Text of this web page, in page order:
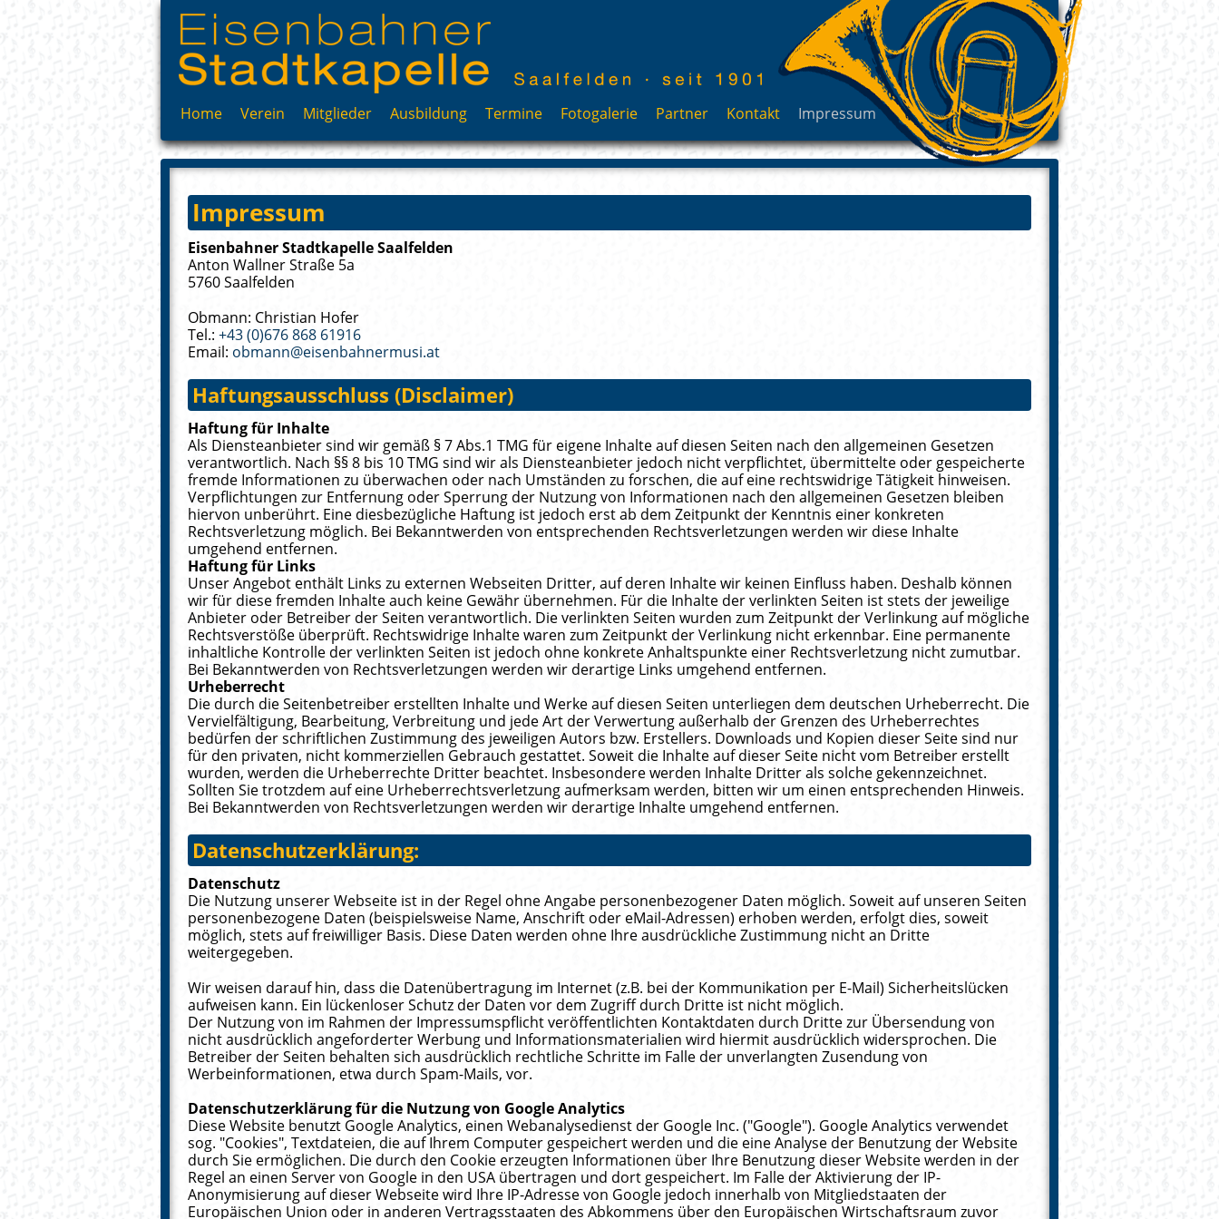
Home
Verein
Philosophie
Vorstand
Chronik
Mitglieder Ausbildung Termine Fotogalerie Partner Kontakt Impressum
Impressum
Eisenbahner Stadtkapelle Saalfelden
Anton Wallner Straße 5a
5760 Saalfelden
Obmann: Christian Hofer
Tel.: +43 (0)676 868 61916
Email: obmann@eisenbahnermusi.at
Haftungsausschluss (Disclaimer)
Haftung für Inhalte
Als Diensteanbieter sind wir gemäß § 7 Abs.1 TMG für eigene Inhalte auf diesen Seiten nach den allgemeinen Gesetzen
verantwortlich. Nach §§ 8 bis 10 TMG sind wir als Diensteanbieter jedoch nicht verpflichtet, übermittelte oder gespeicherte
fremde Informationen zu überwachen oder nach Umständen zu forschen, die auf eine rechtswidrige Tätigkeit hinweisen.
Verpflichtungen zur Entfernung oder Sperrung der Nutzung von Informationen nach den allgemeinen Gesetzen bleiben
hiervon unberührt. Eine diesbezügliche Haftung ist jedoch erst ab dem Zeitpunkt der Kenntnis einer konkreten
Rechtsverletzung möglich. Bei Bekanntwerden von entsprechenden Rechtsverletzungen werden wir diese Inhalte
umgehend entfernen.
Haftung für Links
Unser Angebot enthält Links zu externen Webseiten Dritter, auf deren Inhalte wir keinen Einfluss haben. Deshalb können
wir für diese fremden Inhalte auch keine Gewähr übernehmen. Für die Inhalte der verlinkten Seiten ist stets der jeweilige
Anbieter oder Betreiber der Seiten verantwortlich. Die verlinkten Seiten wurden zum Zeitpunkt der Verlinkung auf mögliche
Rechtsverstöße überprüft. Rechtswidrige Inhalte waren zum Zeitpunkt der Verlinkung nicht erkennbar. Eine permanente
inhaltliche Kontrolle der verlinkten Seiten ist jedoch ohne konkrete Anhaltspunkte einer Rechtsverletzung nicht zumutbar.
Bei Bekanntwerden von Rechtsverletzungen werden wir derartige Links umgehend entfernen.
Urheberrecht
Die durch die Seitenbetreiber erstellten Inhalte und Werke auf diesen Seiten unterliegen dem deutschen Urheberrecht. Die
Vervielfältigung, Bearbeitung, Verbreitung und jede Art der Verwertung außerhalb der Grenzen des Urheberrechtes
bedürfen der schriftlichen Zustimmung des jeweiligen Autors bzw. Erstellers. Downloads und Kopien dieser Seite sind nur
für den privaten, nicht kommerziellen Gebrauch gestattet. Soweit die Inhalte auf dieser Seite nicht vom Betreiber erstellt
wurden, werden die Urheberrechte Dritter beachtet. Insbesondere werden Inhalte Dritter als solche gekennzeichnet.
Sollten Sie trotzdem auf eine Urheberrechtsverletzung aufmerksam werden, bitten wir um einen entsprechenden Hinweis.
Bei Bekanntwerden von Rechtsverletzungen werden wir derartige Inhalte umgehend entfernen.
Datenschutzerklärung:
Datenschutz
Die Nutzung unserer Webseite ist in der Regel ohne Angabe personenbezogener Daten möglich. Soweit auf unseren Seiten
personenbezogene Daten (beispielsweise Name, Anschrift oder eMail-Adressen) erhoben werden, erfolgt dies, soweit
möglich, stets auf freiwilliger Basis. Diese Daten werden ohne Ihre ausdrückliche Zustimmung nicht an Dritte
weitergegeben.
Wir weisen darauf hin, dass die Datenübertragung im Internet (z.B. bei der Kommunikation per E-Mail) Sicherheitslücken
aufweisen kann. Ein lückenloser Schutz der Daten vor dem Zugriff durch Dritte ist nicht möglich.
Der Nutzung von im Rahmen der Impressumspflicht veröffentlichten Kontaktdaten durch Dritte zur Übersendung von
nicht ausdrücklich angeforderter Werbung und Informationsmaterialien wird hiermit ausdrücklich widersprochen. Die
Betreiber der Seiten behalten sich ausdrücklich rechtliche Schritte im Falle der unverlangten Zusendung von
Werbeinformationen, etwa durch Spam-Mails, vor.
Datenschutzerklärung für die Nutzung von Google Analytics
Diese Website benutzt Google Analytics, einen Webanalysedienst der Google Inc. ("Google"). Google Analytics verwendet
sog. "Cookies", Textdateien, die auf Ihrem Computer gespeichert werden und die eine Analyse der Benutzung der Website
durch Sie ermöglichen. Die durch den Cookie erzeugten Informationen über Ihre Benutzung dieser Website werden in der
Regel an einen Server von Google in den USA übertragen und dort gespeichert. Im Falle der Aktivierung der IP-
Anonymisierung auf dieser Webseite wird Ihre IP-Adresse von Google jedoch innerhalb von Mitgliedstaaten der
Europäischen Union oder in anderen Vertragsstaaten des Abkommens über den Europäischen Wirtschaftsraum zuvor